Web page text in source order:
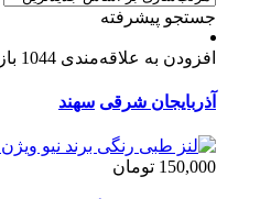
جستجو پیشرفته
افزودن به علاقه‌مندی 1044 بازدید
آذربایجان شرقی سهند
150,000 تومان